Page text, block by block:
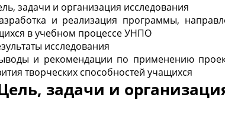
задачи и организация исследования
и реализация программы,
в учебном процессе УНПО
исследования
и рекомендации по применению
творческих способностей учащихся
задачи и